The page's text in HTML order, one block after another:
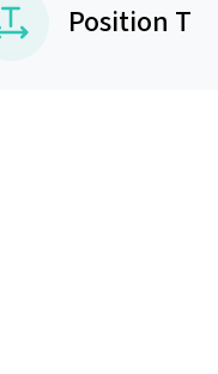
Position T